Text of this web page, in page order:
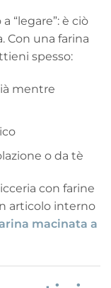
“legare”: è ciò
Con una farina
spesso:
mentre
o da tè
con farine
articolo interno
macinata a